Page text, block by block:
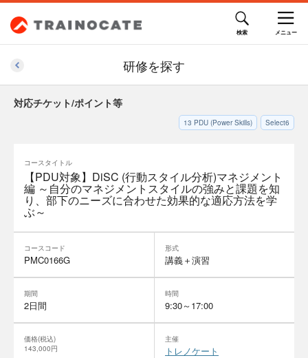
研修を探す
対応チケット/ポイント等
Select6
13 PDU (Power Skills)
コースタイトル
【PDU対象】DiSC (行動スタイル分析)マネジメント
編 ～自分のマネジメントスタイルの強みと課題を知
り、部下のニーズに合わせた効果的な適応方法を学
ぶ～
コースコード
PMC0166G
形式
講義＋演習
期間
2日間
時間
9:30～17:00
価格(税込)
143,000円
主催
トレノケート